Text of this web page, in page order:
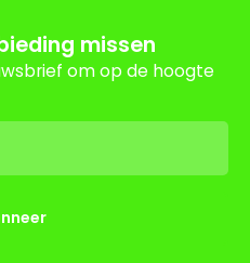
missen
om op de hoogte